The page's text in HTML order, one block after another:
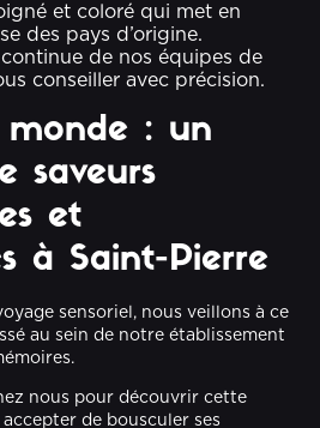
et coloré qui met en
des pays d’origine.
de nos équipes de
conseiller avec précision.
monde : un
saveurs
et
à Saint-Pierre
sensoriel, nous veillons à ce
au sein de notre établissement
nous pour découvrir cette
accepter de bousculer ses